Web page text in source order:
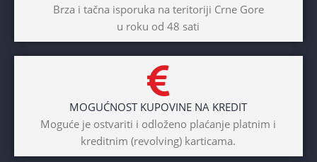
Unisex
BICIKLI-TIP RAMA
Prednji amotrizer
Brza i tačna isporuka na teritoriji Crne Gore
u roku od 48 sati
MOGUĆNOST KUPOVINE NA KREDIT
Moguće je ostvariti i odloženo plaćanje platnim i
kreditnim (revolving) karticama.